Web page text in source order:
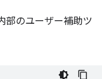
部のユーザー補助ツ